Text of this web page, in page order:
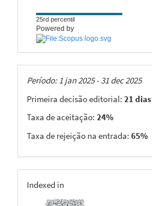
25rd percentil
Powered by
Taxas
Período: 1 jan 2025 - 31 dec 2025
Primeira decisão editorial: 21 dias
Taxa de aceitação: 24%
Taxa de rejeição na entrada: 65%
indexing
Indexed in